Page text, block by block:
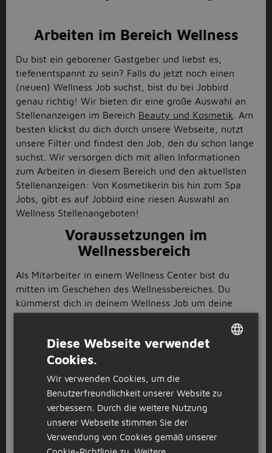
Arbeiten im Bereich Wellness
Du bist ein geborener Gastgeber und liebst es,
tiefenentspannt zu sein? Falls du jetzt noch einen
(neuen) Wellness Job suchst, bist du bei Jobbird
genau richtig! Wir bieten dir eine große Auswahl an
Stellenanzeigen im Bereich Beauty und Kosmetik . Am
besten klickst du dich durch unsere Webseite, nutzt
unsere Filter und findest den Job, den du schon lange
suchst. Wir versorgen dich mit allen Informationen
zum Arbeiten in diesem Bereich und den aktuellsten
Stellenanzeigen: Von Kosmetikerin bis hin zum Spa
Jobs, gibt es auf Jobbird eine riesen Auswahl an
Wellness Stellenangeboten!
Voraussetzungen im
Wellnessbereich
Als Mitarbeiter in einem Wellness Center bist du
mitten im Geschehen des Wellnessbereiches. Du
kümmerst dich in deinem Wellness Job um deine
Gäste, führst wohltuende Behandlungen durch und
sorgst dafür, dass der Laden alle Standards in Sachen
Sicherheit und Hygiene erfüllt. Je nach Größe des
Betriebs variieren deine Aufgaben. Zu den
Behandlungen gehören unter anderem Maniküren,
Pediküren, Gesichtsbehandlungen sowie andere
Voraussetzung solltest du eine abgeschlossene
Ausbildung in einem der Wellness Jobs mitbringen,
wie zum Beispiel als Kosmetikerin oder als Masseur.
Diese Webseite verwendet
Cookies.
Wir verwenden Cookies, um die
Benutzerfreundlichkeit unserer Website zu
verbessern. Durch die weitere Nutzung
unserer Webseite stimmen Sie der
Verwendung von Cookies gemäß unserer